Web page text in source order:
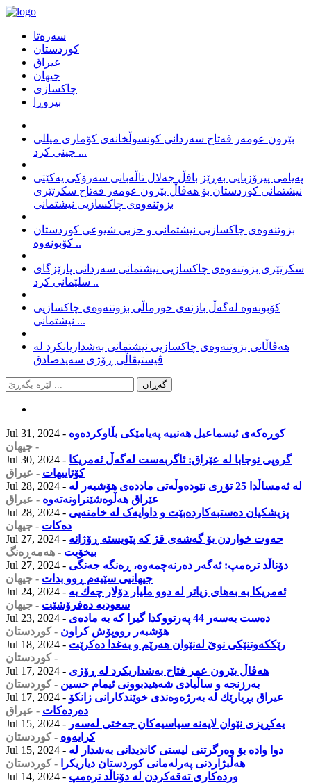
سەرەتا
كوردستان
عیراق
جیهان
چاكسازی
بیروڕا
بێرون عومەر فەتاح سەردانی کونسوڵخانەی کۆماری میللی
چینی کرد ...
پەیامی پیرۆزبایی بەڕێز بافڵ جەلال تاڵەبانی سەرۆکی یەکێتی
نیشتمانی کوردستان بۆ هەڤاڵ بێرون عومەر فەتاح سکرتێری
بزوتنەوەی چاکسازیی نیشتمانی
بزوتنەوەی چاکسازیی نیشتمانی و حزبی شیوعی کوردستان
کۆبونەوە ..
سکرتێری بزوتنەوەی چاکسازیی نیشتمانی سەردانی پارێزگای
سلێمانی کرد ..
کۆبونەوە لەگەڵ بازنەی خورماڵی بزوتنەوەی چاکسازیی
نیشتمانی ...
هەڤاڵانی بزوتنەوەی چاکسازیی نیشتمانی بەشداریانکرد لە
ڤیستیڤاڵی ڕۆژی سەیدصادق
Jul 31, 2024 - كوڕه‌كه‌ى ئیسماعیل هه‌نییه‌ په‌یامێكى بڵاوكرده‌وه‌
- جیهان
Jul 30, 2024 - گروپی نوجابا لە عێراق: ئاگربەست لەگەڵ ئەمریکا
کۆتاییهات - عیراق
Jul 28, 2024 - له‌ ئه‌مساڵدا 25 تۆڕی نێوده‌وڵه‌تی مادده‌ی هۆشبه‌ر له‌
عێراق هه‌ڵوه‌شێنراونه‌ته‌وه‌ - عیراق
Jul 28, 2024 - پزیشکیان دەستبەکاردەبێت و داوایەک لە خامنەیی
دەکات - جیهان
Jul 27, 2024 - حەوت خواردن بۆ گەشەی قژ کە پێویستە ڕۆژانە
بیخۆیت - هەمەڕەنگ
Jul 27, 2024 - دۆناڵد ترەمپ: ئەگەر دەرنەچمەوە، ڕەنگە جەنگی
جیهانیی سێیەم ڕوو بدات - جیهان
Jul 24, 2024 - ئه‌مریكا به‌ به‌های زیاتر له‌ دوو ملیار دۆلار چه‌ك به‌
سعودیه‌ ده‌فرۆشێت - جیهان
Jul 23, 2024 - دەست بەسەر 44 پەرتووکدا گیرا کە بە مادەی
هۆشبەر رووپۆش کراون - كوردستان
Jul 18, 2024 - رێككەوتنێكی نوێ لەنێوان هەرێم و بەغدا دەكرێت
- كوردستان
Jul 17, 2024 - هەڤاڵ بێرون عمر فتاح بەشداریکرد لە ڕۆژی
بەرزنجە و ساڵیادی شەهیدبوونی ئیمام حسین - كوردستان
Jul 17, 2024 - عیراق بڕیارێك لە بەرژەوەندی خوێندكارانی زانكۆ
دەردەكات - عیراق
Jul 15, 2024 - یەکڕیزى نێوان لایەنە سیاسیەکان جەختى لەسەر
کرایەوە - كوردستان
Jul 15, 2024 - دوا وادە بۆ وەرگرتنی لیستی كاندیدانی بەشدار لە
هەڵبژاردنى پەرلەمانى كوردستان دیاریکرا
- كوردستان
Jul 14, 2024 - وردەکاری تەقەکردن لە دۆناڵد ترەمپ